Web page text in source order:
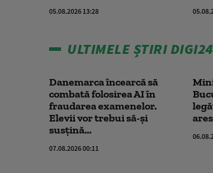
05.08.2026 13:28
ULTIMELE ȘTIRI DIGI24
Danemarca încearcă să
combată folosirea AI în
fraudarea examenelor.
Elevii vor trebui să-şi
susţină...
07.08.2026 00:11